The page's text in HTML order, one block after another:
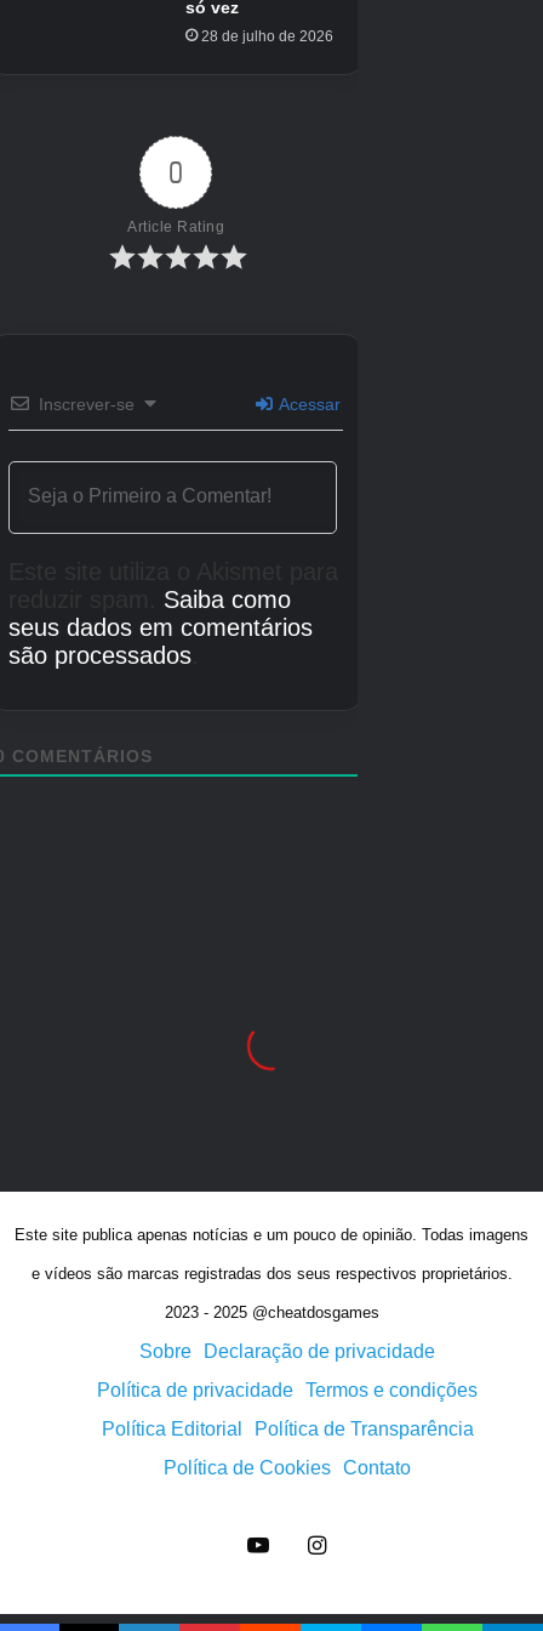
Este site publica apenas notícias e um pouco de opinião. Todas imagens
e vídeos são marcas registradas dos seus respectivos proprietários.
2023 - 2025 @cheatdosgames
Sobre
Declaração de privacidade
Política de privacidade Termos e condições
Política Editorial
Política de Transparência
Política de Cookies Contato
YouTubeInstagram